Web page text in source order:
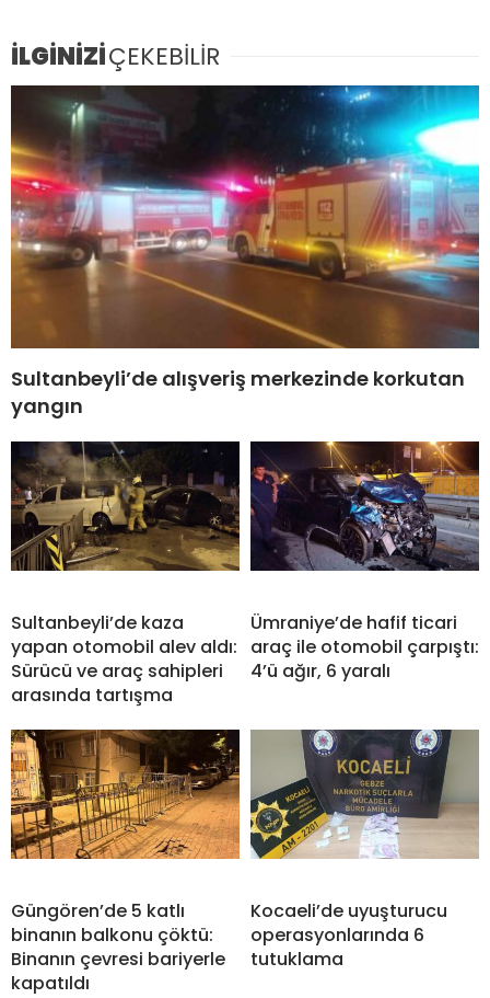
İLGİNİZİÇEKEBİLİR
Sultanbeyli’de alışveriş merkezinde korkutan
yangın
Sultanbeyli’de kaza
yapan otomobil alev aldı:
Sürücü ve araç sahipleri
arasında tartışma
Ümraniye’de hafif ticari
araç ile otomobil çarpıştı:
4’ü ağır, 6 yaralı
Güngören’de 5 katlı
binanın balkonu çöktü:
Binanın çevresi bariyerle
kapatıldı
Kocaeli’de uyuşturucu
operasyonlarında 6
tutuklama